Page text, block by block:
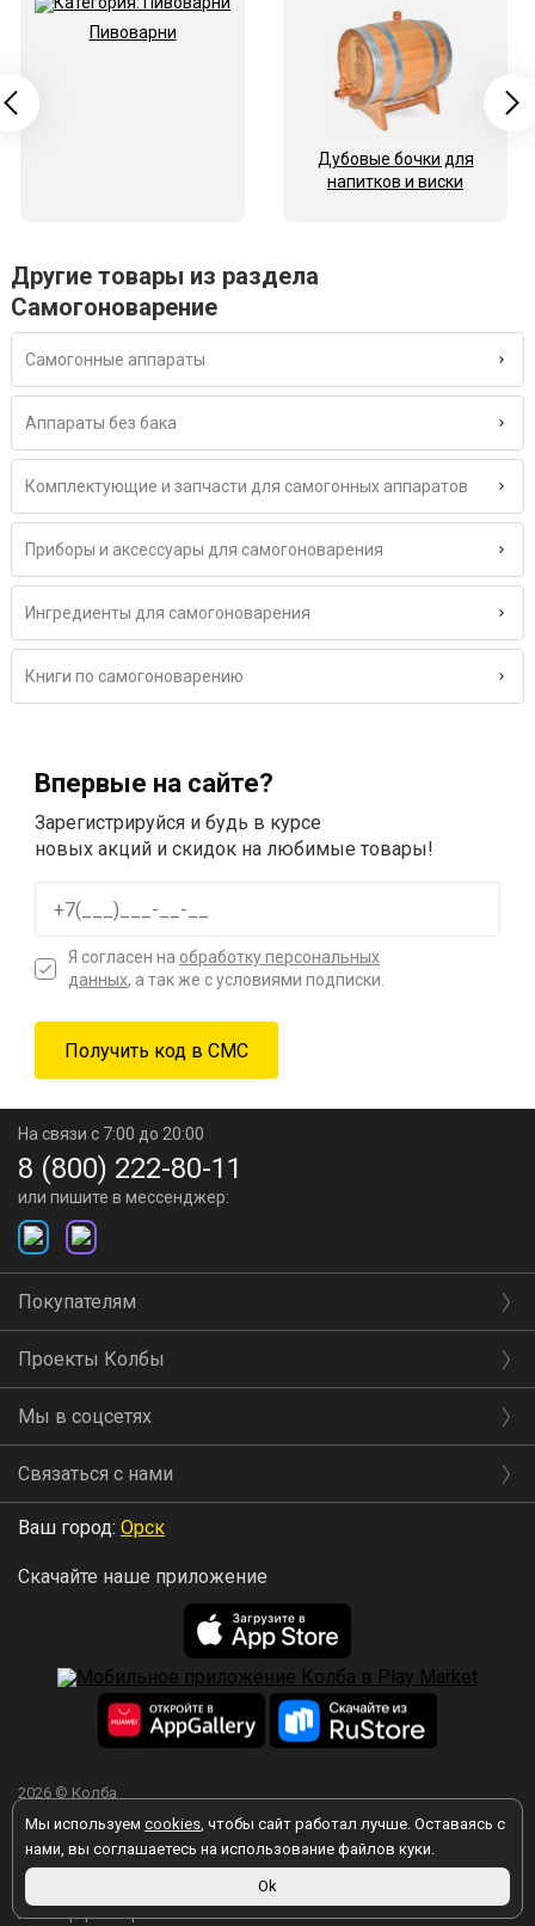
Пивоварни
Дубовые бочки для
напитков и виски
Другие товары из раздела
Самогоноварение
Самогонные аппараты
Аппараты без бака
Комплектующие и запчасти для самогонных аппаратов
Приборы и аксессуары для самогоноварения
Ингредиенты для самогоноварения
Книги по самогоноварению
Впервые на сайте?
Зарегистрируйся и будь в курсе
новых акций и скидок на любимые товары!
Я согласен на обработку персональных
данных, а так же с условиями подписки.
Мы используем cookies, чтобы сайт работал лучше. Оставаясь с
нами, вы соглашаетесь на использование файлов куки.
Ok
На связи с 7:00 до 20:00
8 (800) 222-80-11
или пишите в мессенджер:
Покупателям
Проекты Колбы
Мы в соцсетях
Связаться с нами
Ваш город: Орск
Скачайте наше приложение
2026 © Колба
Вы принимаете условия политики в отношении обработки
персональных данных
любой форме обратной связи на сайте kolba.ru.